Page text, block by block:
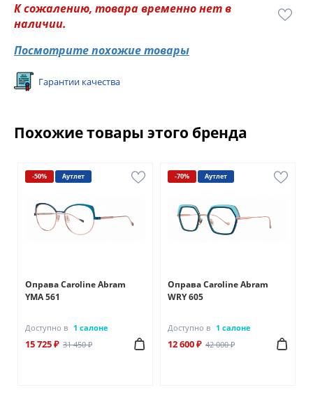
К сожалению, товара временно нет в
наличии.
Посмотрите похожие товары
Гарантии качества
Похожие товары этого бренда
-50% Аутлет
Оправа Caroline Abram
YMA 561
Доступно в 1 салоне
15 725 ₽ 31 450 ₽
-70% Аутлет
Оправа Caroline Abram
WRY 605
Доступно в 1 салоне
12 600 ₽ 42 000 ₽